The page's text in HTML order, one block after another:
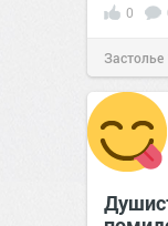
0
Застолье